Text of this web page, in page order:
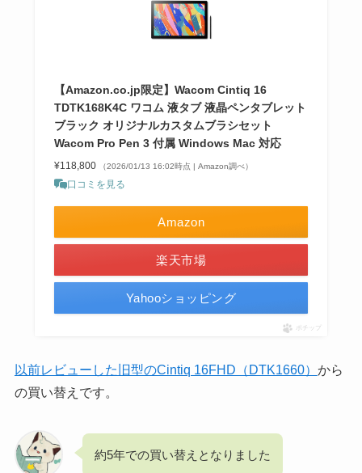
【Amazon.co.jp限定】Wacom Cintiq 16
TDTK168K4C ワコム 液タブ 液晶ペンタブレット
ブラック オリジナルカスタムブラシセット
Wacom Pro Pen 3 付属 Windows Mac 対応
¥118,800 （2026/01/13 16:02時点 | Amazon調べ）
口コミを見る
Amazon
楽天市場
Yahooショッピング
ポチップ
以前レビューした旧型のCintiq 16FHD（DTK1660） から
の買い替えです。
約5年での買い替えとなりました